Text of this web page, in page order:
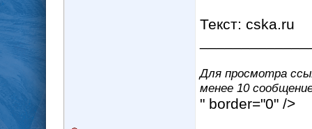
Текст: cska.ru
Для просмотра
менее 10
" border="0" />